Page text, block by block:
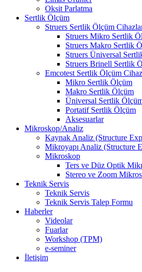
Oksit Parlatma
Sertlik Ölçüm
Struers Sertlik Ölçüm
Struers Mikro Sertlik
Struers Makro Sertlik
Struers Üniversal
Struers Brinell Sertlik
Emcotest Sertlik Ölçüm
Mikro Sertlik Ölçüm
Makro Sertlik Ölçüm
Üniversal Sertlik
Portatif Sertlik Ölçüm
Aksesuarlar
Mikroskop/Analiz
Kaynak Analiz (Structure
Mikroyapı Analiz (Structure
Mikroskop
Ters ve Düz Optik
Stereo ve Zoom
Teknik Servis
Teknik Servis
Teknik Servis Talep Formu
Haberler
Videolar
Fuarlar
Workshop (TPM)
e-seminer
İletişim